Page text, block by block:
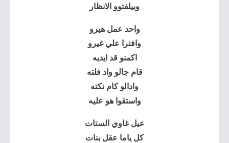
وبيلفتوو الانظار
واحد عمل هيرو
وافترا علي غيرو
اكمنو قد ايديه
قام جالو واد فلته
وادالو كام نكته
واستقوا هو عليه
عيل غاوي الستات
كل ياما عقل بنات